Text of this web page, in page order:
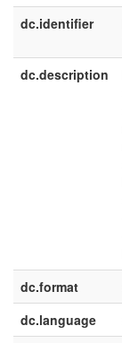
dc.identifier
dc.description
dc.format
dc.language